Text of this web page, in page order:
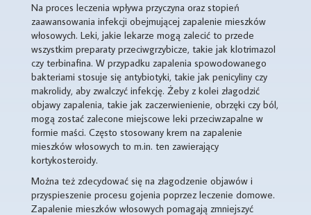
Na proces leczenia wpływa przyczyna oraz stopień
zaawansowania infekcji obejmującej zapalenie mieszków
włosowych. Leki, jakie lekarze mogą zalecić to przede
wszystkim preparaty przeciwgrzybicze, takie jak klotrimazol
czy terbinafina. W przypadku zapalenia spowodowanego
bakteriami stosuje się antybiotyki, takie jak penicyliny czy
makrolidy, aby zwalczyć infekcję. Żeby z kolei złagodzić
objawy zapalenia, takie jak zaczerwienienie, obrzęki czy ból,
mogą zostać zalecone miejscowe leki przeciwzapalne w
formie maści. Często stosowany krem na zapalenie
mieszków włosowych to m.in. ten zawierający
kortykosteroidy.
Można też zdecydować się na złagodzenie objawów i
przyspieszenie procesu gojenia poprzez leczenie domowe.
Zapalenie mieszków włosowych pomagają zmniejszyć